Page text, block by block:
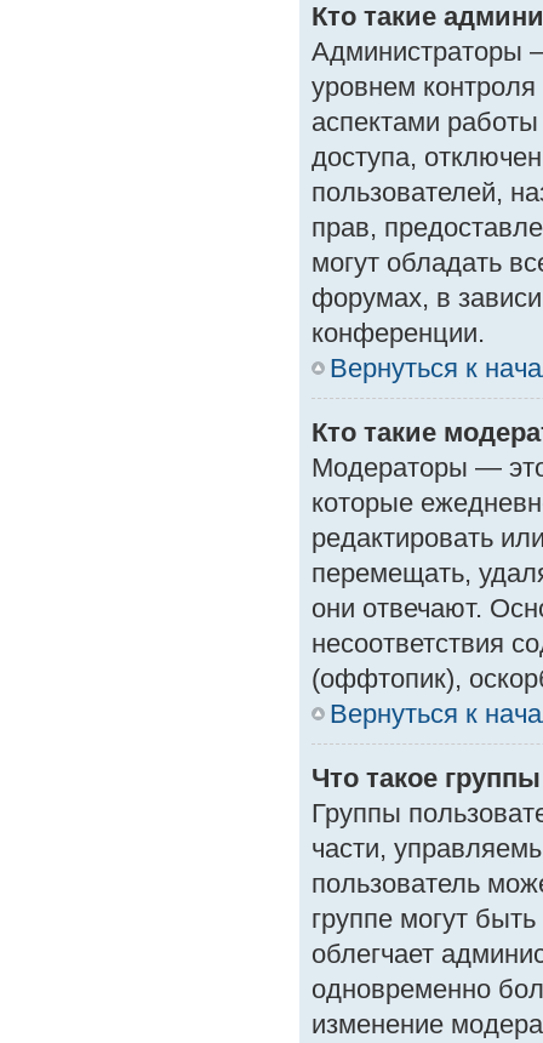
Кто такие
Администраторы
уровнем
аспектами
доступа,
пользователей,
прав,
могут обладать
форумах, в
конференции.
Вернуться к
Кто такие
Модераторы —
которые
редактировать
перемещать,
они отвечают.
несоответствия
(оффтопик),
Вернуться к
Что такое
Группы
части,
пользователь
группе могут
облегчает
одновременно
изменение